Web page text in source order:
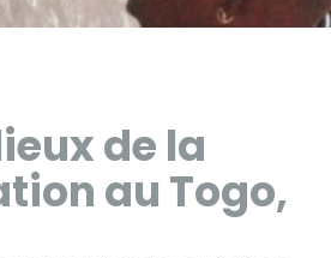
de la
au Togo,